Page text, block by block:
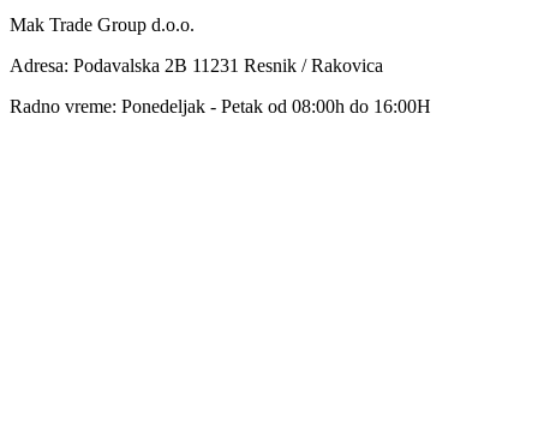
Mak Trade Group d.o.o.
Adresa: Podavalska 2B 11231 Resnik / Rakovica
Radno vreme: Ponedeljak - Petak od 08:00h do 16:00H